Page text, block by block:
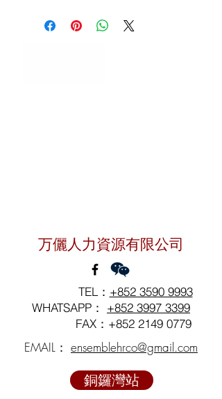
万儷人力資源有限公司
TEL： +852 3590 9993
WHATSAPP： +852 3997 3399
FAX：+852 2149 0779
EMAIL： ensemblehrco@gmail.com
銅鑼灣站